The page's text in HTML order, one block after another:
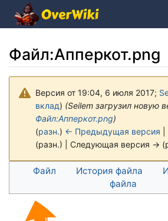
Файл:Апперкот.png
Версия от 19:04, 6 июля 2017;
вклад) (Seilem загрузил новую
Файл:Апперкот.png)
(разн.) ← Предыдущая версия
(разн.) | Следующая версия →
Перейти к: навигация, поиск
Файл История файла
файла